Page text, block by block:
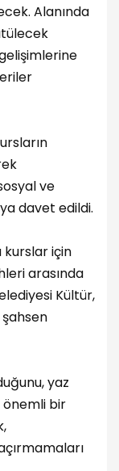
Alanında
ve
davet edildi.
kurslar için
arasında
Kültür,
yaz
önemli bir